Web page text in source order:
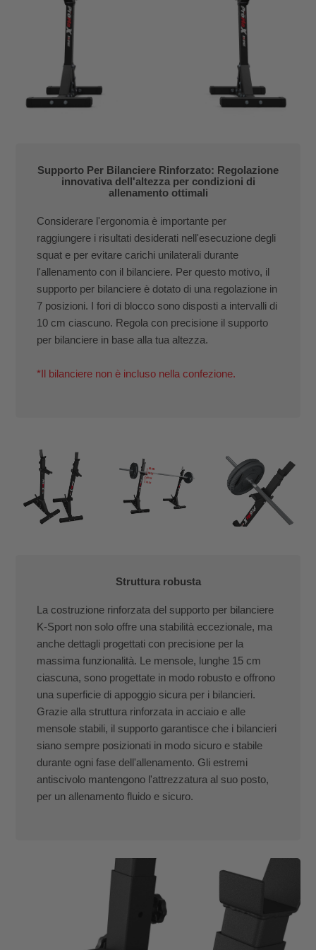
Supporto Per Bilanciere Rinforzato: Regolazione
innovativa dell'altezza per condizioni di
allenamento ottimali
Considerare l'ergonomia è importante per
raggiungere i risultati desiderati nell'esecuzione degli
squat e per evitare carichi unilaterali durante
l'allenamento con il bilanciere. Per questo motivo, il
supporto per bilanciere è dotato di una regolazione in
7 posizioni. I fori di blocco sono disposti a intervalli di
10 cm ciascuno. Regola con precisione il supporto
per bilanciere in base alla tua altezza.
*Il bilanciere non è incluso nella confezione.
Struttura robusta
La costruzione rinforzata del supporto per bilanciere
K-Sport non solo offre una stabilità eccezionale, ma
anche dettagli progettati con precisione per la
massima funzionalità. Le mensole, lunghe 15 cm
ciascuna, sono progettate in modo robusto e offrono
una superficie di appoggio sicura per i bilancieri.
Grazie alla struttura rinforzata in acciaio e alle
mensole stabili, il supporto garantisce che i bilancieri
siano sempre posizionati in modo sicuro e stabile
durante ogni fase dell'allenamento. Gli estremi
antiscivolo mantengono l'attrezzatura al suo posto,
per un allenamento fluido e sicuro.